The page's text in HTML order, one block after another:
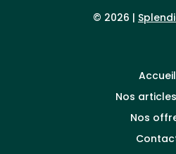
© 2026 |
Accueil
Nos articles
Nos